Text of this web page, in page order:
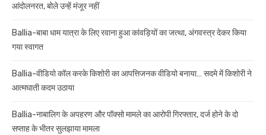
आंदोलनरत, बोले उन्हें मंजूर नहीं
Ballia-बाबा धाम यात्रा के लिए रवाना हुआ कांवड़ियों का जत्था, अंगवस्त्र देकर किया
गया स्वागत
Ballia-वीडियो कॉल करके किशोरी का आपत्तिजनक वीडियो बनाया… सदमे में किशोरी ने
आत्मघाती कदम उठाया
Ballia-नाबालिग के अपहरण और पॉक्सो मामले का आरोपी गिरफ्तार, दर्ज होने के दो
सप्ताह के भीतर सुलझाया मामला